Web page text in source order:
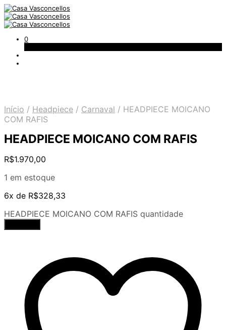
0
Início / Headpiece / Carnaval / HEADPIECE MOICANO
COM RAFIS
HEADPIECE MOICANO COM RAFIS
R$1.970,00
1 em estoque
6x de R$328,33
HEADPIECE MOICANO COM RAFIS quantidade